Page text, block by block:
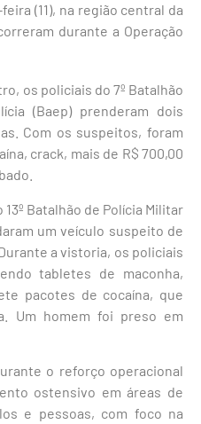
(11), na região central da
durante a Operação
os policiais do 7º Batalhão
(Baep) prenderam dois
Com os suspeitos, foram
crack, mais de R$ 700,00
Batalhão de Polícia Militar
um veículo suspeito de
a vistoria, os policiais
tabletes de maconha,
pacotes de cocaína, que
Um homem foi preso em
o reforço operacional
ostensivo em áreas de
e pessoas, com foco na